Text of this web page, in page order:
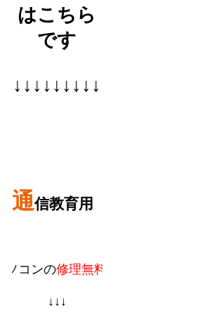
はこちら
です
↓↓↓↓↓↓↓↓↓
通信教育用
の 修理無料。教室での個人授業に
↓↓↓